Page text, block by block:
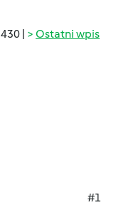
430 | Ostatni wpis
#1